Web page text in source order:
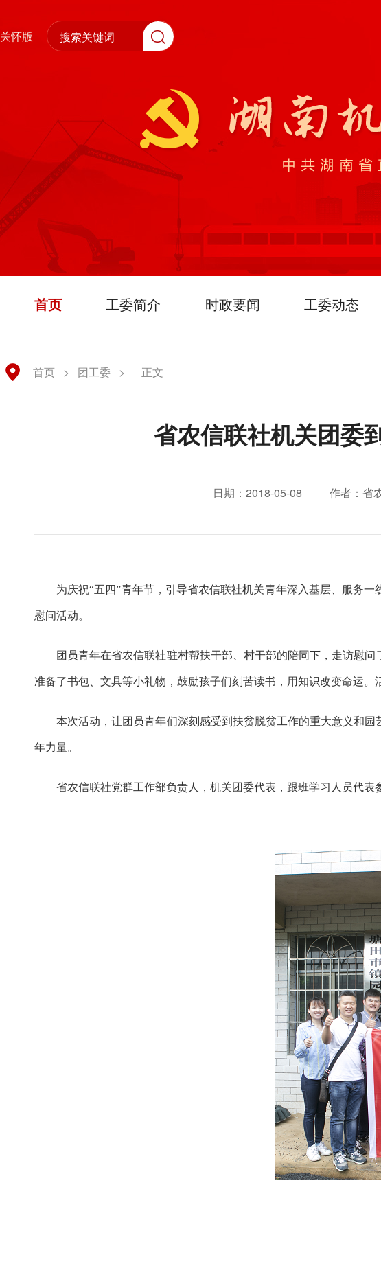
关怀版
首页 工委简介 时政要闻 工委动态
首页 > 团工委 > 正文
省农信联社机关团委
日期：2018-05-08 作者：省
为庆祝“五四”青年节，引导省农信联社机关青年深入基层、服务一
慰问活动。
团员青年在省农信联社驻村帮扶干部 、村干部的陪同下，走访慰问
准备了书包、文具等小礼物，鼓励孩子们刻苦读书，用知识改变命运。
本次活动，让团员青年们深刻感受到扶贫脱贫工作的重大意义和园
年力量。
省农信联社党群工作部负责人，机关团委代表，跟班学习人员代表